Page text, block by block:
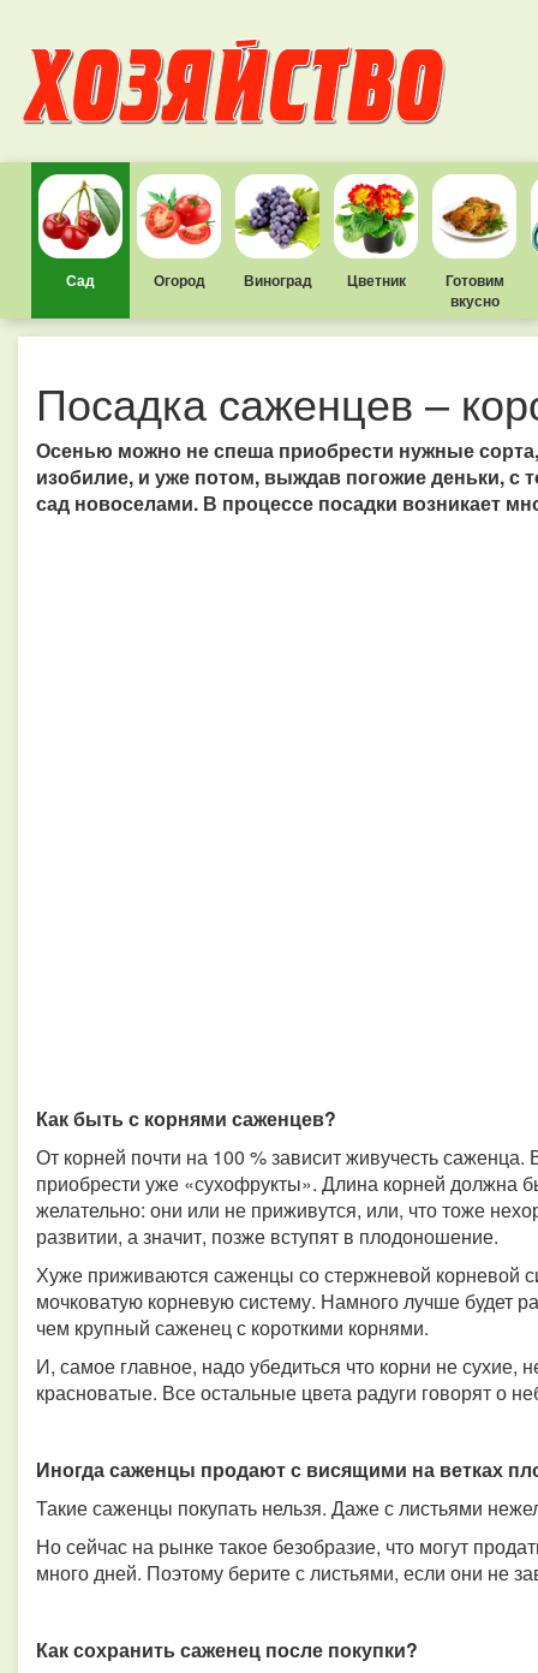
Сад Огород Виноград Цветник
Готовим
вкусно
Посадка саженцев –
Осенью можно не спеша приобрести нужные
изобилие, и уже потом, выждав погожие деньки, с
сад новоселами. В процессе посадки возникает
Как быть с корнями саженцев?
От корней почти на 100 % зависит живучесть
приобрести уже «сухофрукты». Длина корней должна
желательно: они или не приживутся, или, что тоже
развитии, а значит, позже вступят в плодоношение.
Хуже приживаются саженцы со стержневой корневой
мочковатую корневую систему. Намного лучше будет
чем крупный саженец с короткими корнями.
И, самое главное, надо убедиться что корни не сухие,
красноватые. Все остальные цвета радуги говорят о
Иногда саженцы продают с висящими на ветках
Такие саженцы покупать нельзя. Даже с листьями
Но сейчас на рынке такое безобразие, что могут
много дней. Поэтому берите с листьями, если они не
Как сохранить саженец после покупки?